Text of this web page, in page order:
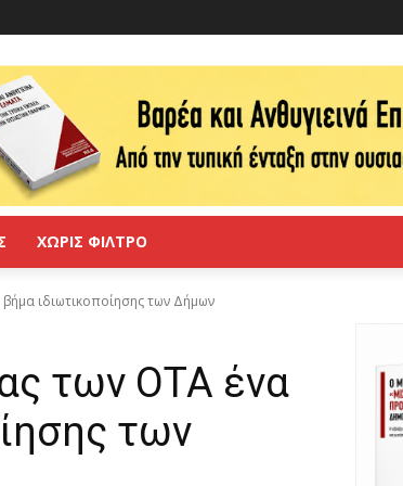
ΧΩΡΙΣ ΦΙΛΤΡΟ
ιδιωτικοποίησης των Δήμων
των ΟΤΑ ένα
των